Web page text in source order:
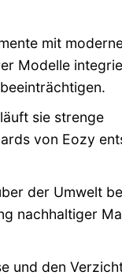
mit
Modelle
sie strenge
von Eozy
der Umwelt
nachhaltiger
und den